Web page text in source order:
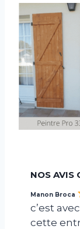
NOS AVIS
Manon Broca
c’est
cette